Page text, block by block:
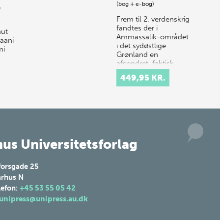
(bog + e-bog)
Frem til 2. verdenskrig
fandtes der i
Ammassalik-området
i det sydøstlige
Grønland en
afsondret, faktisk
der levede som de
449,95 KR.
Universitetsforlag
25
N
+45 53 55 05 42
unipress@unipress.au.dk